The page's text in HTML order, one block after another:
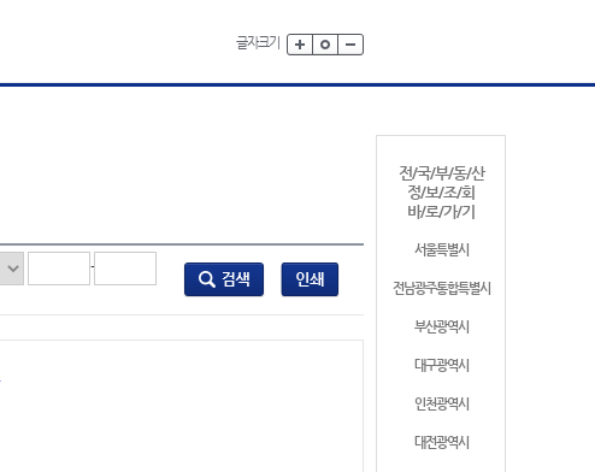
글자크기
전/국/부/동/산
정/보/조/회
바/로/가/기
서울특별시
전남광주통합특별시
부산광역시
대구광역시
인천광역시
대전광역시
-